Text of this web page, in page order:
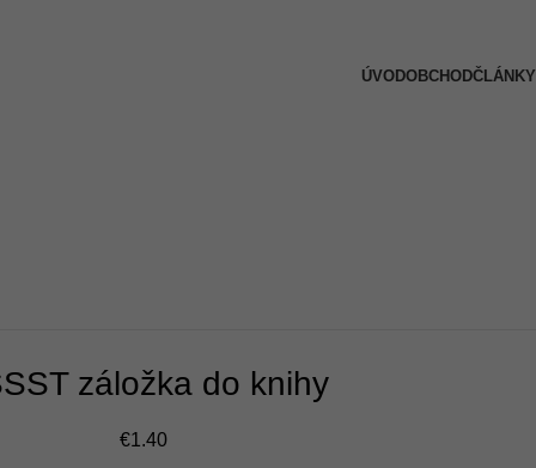
ÚVODOBCHODČLÁNKY
záložka do knihy
€1.40